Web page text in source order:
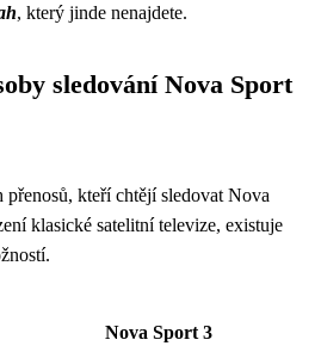
, který jinde nenajdete.
sledování Nova Sport
kteří chtějí sledovat Nova
klasické satelitní televize, existuje
Nova Sport 3